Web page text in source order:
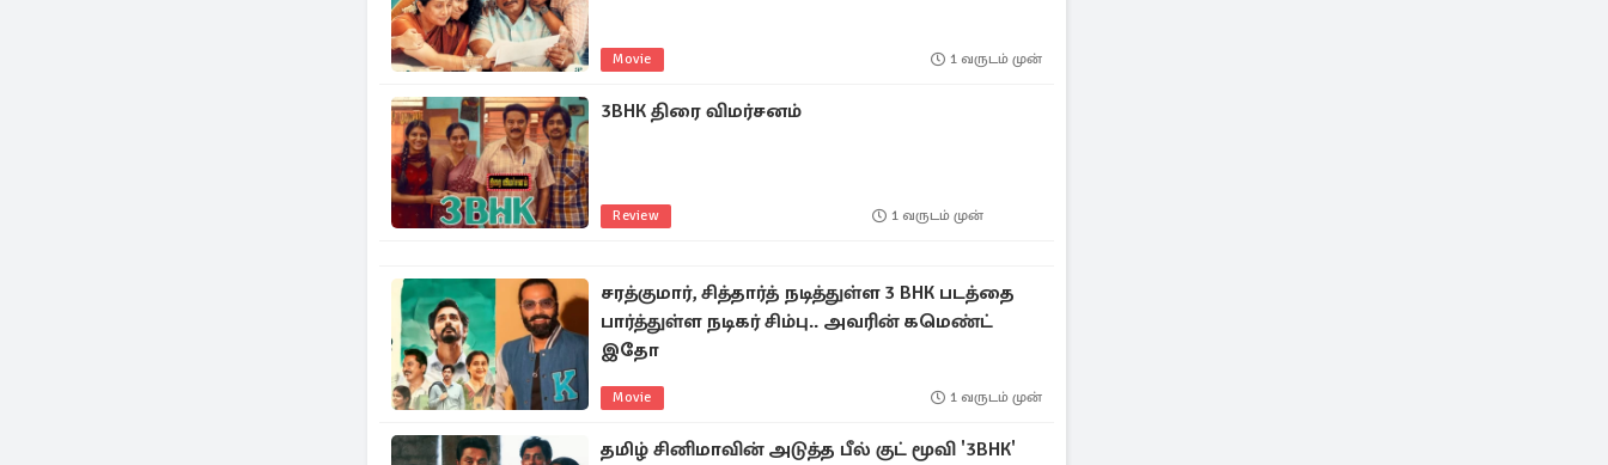
Movie 1 வருடம் முன்
3BHK திரை விமர்சனம்
Review 1 வருடம் முன்
சரத்குமார், சித்தார்த் நடித்துள்ள 3 BHK படத்தை
பார்த்துள்ள நடிகர் சிம்பு.. அவரின் கமெண்ட்
இதோ
Movie 1 வருடம் முன்
தமிழ் சினிமாவின் அடுத்த பீல் குட் மூவி '3BHK'